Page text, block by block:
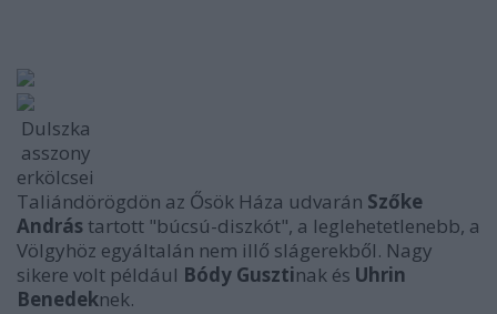
Dulszka
asszony
erkölcsei
Taliándörögdön az Ősök Háza udvarán Szőke
András tartott "búcsú-diszkót", a leglehetetlenebb, a
Völgyhöz egyáltalán nem illő slágerekből. Nagy
sikere volt például Bódy Gusztinak és Uhrin
Benedeknek.